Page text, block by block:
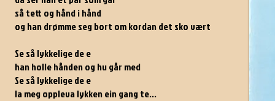
så tett og hånd i hånd
og han drømme seg bort om kordan det sko vært
Se så lykkelige de e
han holle hånden og hu går med
Se så lykkelige de e
la meg oppleva lykken ein gang te...